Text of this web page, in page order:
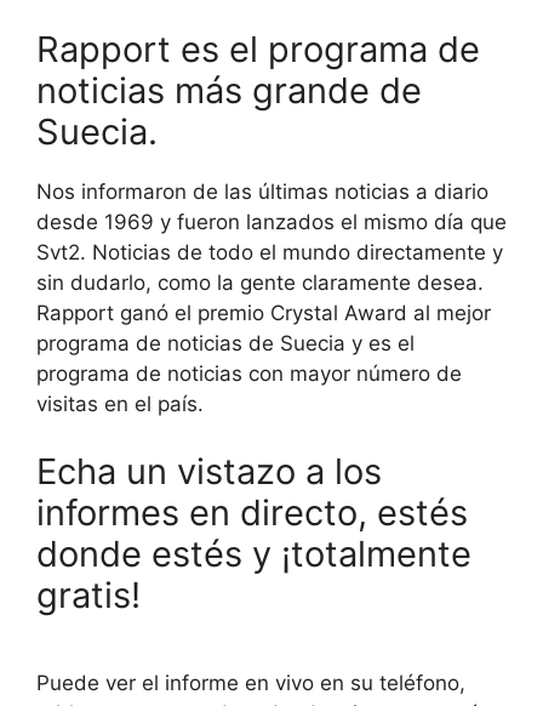
Rapport es el programa de
noticias más grande de
Suecia.
Nos informaron de las últimas noticias a diario
desde 1969 y fueron lanzados el mismo día que
Svt2. Noticias de todo el mundo directamente y
sin dudarlo, como la gente claramente desea.
Rapport ganó el premio Crystal Award al mejor
programa de noticias de Suecia y es el
programa de noticias con mayor número de
visitas en el país.
Echa un vistazo a los
informes en directo, estés
donde estés y ¡totalmente
gratis!
Puede ver el informe en vivo en su teléfono,